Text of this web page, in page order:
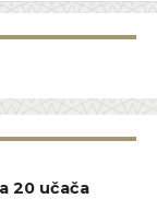
20 učača